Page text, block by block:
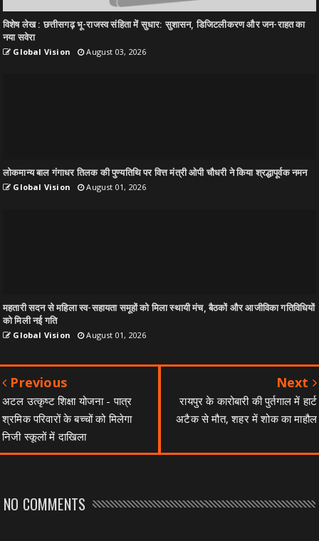
विशेष लेख : छत्तीसगढ़ भू-राजस्व संहिता में सुधार: सुशासन, डिजिटलीकरण और जन-राहत का
नया सवेरा
Global Vision August 03, 2026
लोकमान्य बाल गंगाधर तिलक की पुण्यतिथि पर वित्त मंत्री ओपी चौधरी ने किया श्रद्धापूर्वक नमन
Global Vision August 01, 2026
महतारी सदन से महिला स्व-सहायता समूहों को मिला स्थायी मंच, बैठकों और आजीविका गतिविधियों
को मिली नई गति
Global Vision August 01, 2026
Previous
अटल उत्कृष्ट शिक्षा योजना - पात्र
श्रमिक परिवारों के बच्चों को मिलेगा
निजी स्कूलों में दाखिला
Next
रायपुर के कारोबारी की पुर्तगाल में हार्ट
अटैक से मौत, शहर में शोक का माहौल
NO COMMENTS